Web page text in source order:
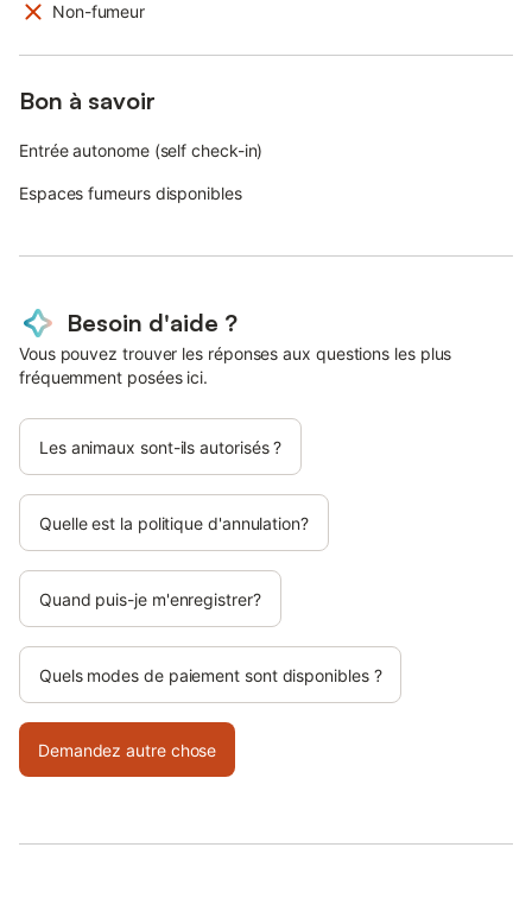
Non-fumeur
Bon à savoir
Entrée autonome (self check-in)
Espaces fumeurs disponibles
Besoin d'aide ?
Vous pouvez trouver les réponses aux questions les plus
fréquemment posées ici.
Les animaux sont-ils autorisés ?
Quelle est la politique d'annulation?
Quand puis-je m'enregistrer?
Quels modes de paiement sont disponibles ?
Demandez autre chose